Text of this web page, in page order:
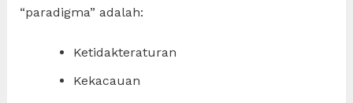
“paradigma” adalah:
Ketidakteraturan
Kekacauan